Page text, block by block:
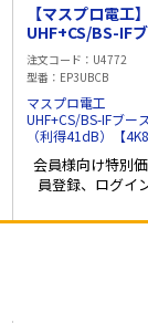
【マスプロ電工
UHF+CS/BS-IF
ター（利得41dB
【4K8K対応品】
EP3UBCB
注文コード
U4772
型番
EP3UBCB
マスプロ電工
UHF+CS/BS-IFブー
（利得41dB）【
利得で弱電界地域
裕の受信システム
レベル調整は、ス
会員様向け特別
員登録、ログイ